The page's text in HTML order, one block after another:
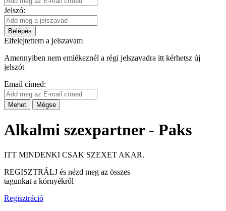
Jelszó:
Belépés
Elfelejtettem a jelszavam
Amennyiben nem emlékeznél a régi jelszavadra itt kérhetsz új
jelszót
Email címed:
Mehet Mégse
Alkalmi szexpartner - Paks
ITT MINDENKI CSAK SZEXET AKAR.
REGISZTRÁLJ és nézd meg az összes
tagunkat a környékről
Regisztráció